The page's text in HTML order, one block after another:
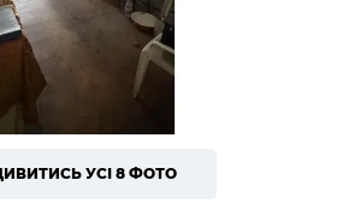
УСІ 8 ФОТО